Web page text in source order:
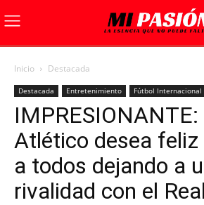
Inicio Destacada
Destacada Entretenimiento Fútbol Internacional
IMPRESIONANTE:
Atlético desea feliz
a todos dejando a
rivalidad con el